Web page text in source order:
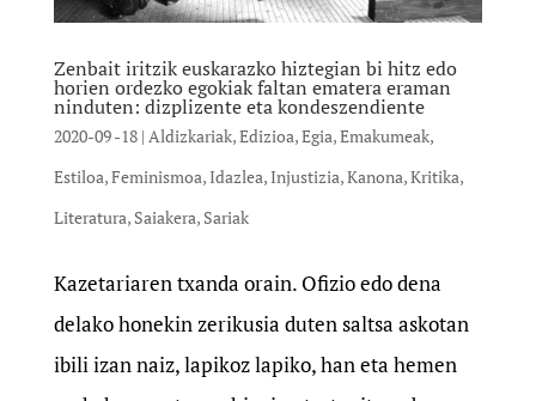
Zenbait iritzik euskarazko hiztegian bi hitz edo
horien ordezko egokiak faltan ematera eraman
ninduten: dizplizente eta kondeszendiente
2020-09 -18| Aldizkariak,Edizioa,Egia,Emakumeak,
Estiloa,Feminismoa,Idazlea,Injustizia,Kanona,Kritika,
Literatura, Saiakera, Sariak
Kazetariaren txanda orain. Ofizio edo dena
delako honekin zerikusia duten saltsa askotan
ibili izan naiz, lapikoz lapiko, han eta hemen